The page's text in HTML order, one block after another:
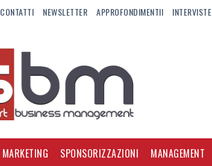
CONTATTI NEWSLETTER APPROFONDIMENTII INTERVISTE
MARKETING SPONSORIZZAZIONI MANAGEMENT